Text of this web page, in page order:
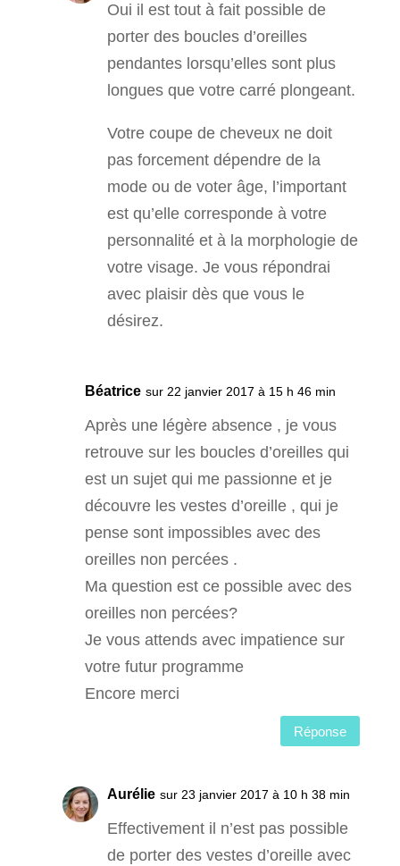
Oui il est tout à fait possible de
porter des boucles d’oreilles
pendantes lorsqu’elles sont plus
longues que votre carré plongeant.
Votre coupe de cheveux ne doit
pas forcement dépendre de la
mode ou de voter âge, l’important
est qu’elle corresponde à votre
personnalité et à la morphologie de
votre visage. Je vous répondrai
avec plaisir dès que vous le
désirez.
Béatrice sur 22 janvier 2017 à 15 h 46 min
Après une légère absence , je vous
retrouve sur les boucles d’oreilles qui
est un sujet qui me passionne et je
découvre les vestes d’oreille , qui je
pense sont impossibles avec des
oreilles non percées .
Ma question est ce possible avec des
oreilles non percées?
Je vous attends avec impatience sur
votre futur programme
Encore merci
Réponse
Aurélie sur 23 janvier 2017 à 10 h 38 min
Effectivement il n’est pas possible
de porter des vestes d’oreille avec